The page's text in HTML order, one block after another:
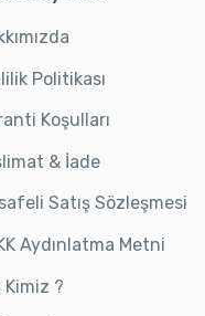
Politikası
Koşulları
& İade
Satış Sözleşmesi
Aydınlatma Metni
Kimiz ?